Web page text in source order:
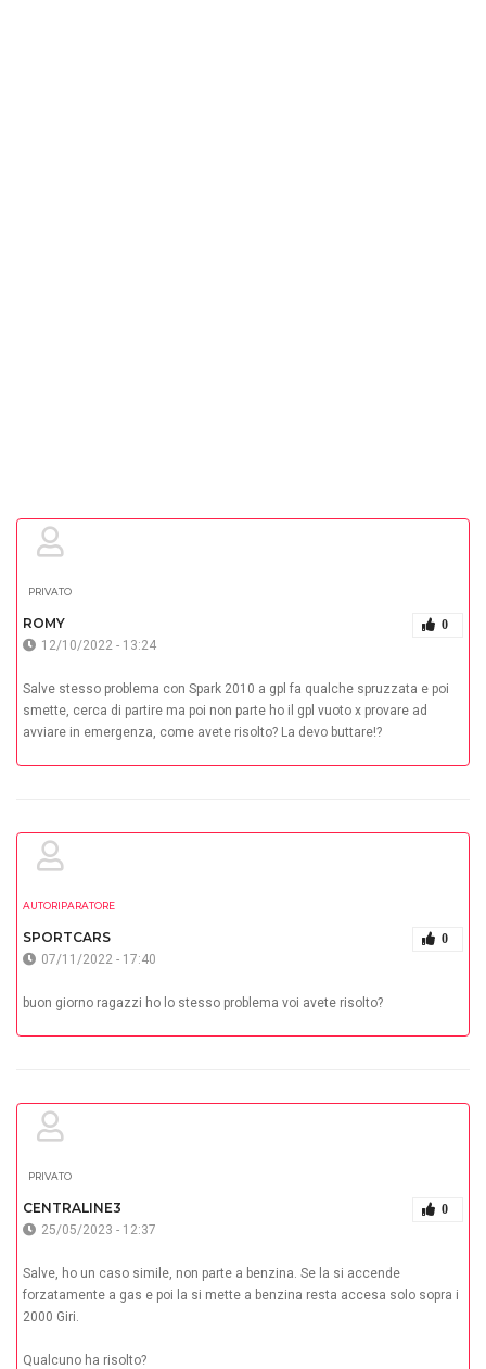
PRIVATO
ROMY 0
12/10/2022 - 13:24
Salve stesso problema con Spark 2010 a gpl fa qualche spruzzata e poi
smette, cerca di partire ma poi non parte ho il gpl vuoto x provare ad
avviare in emergenza, come avete risolto? La devo buttare!?
AUTORIPARATORE
SPORTCARS 0
07/11/2022 - 17:40
buon giorno ragazzi ho lo stesso problema voi avete risolto?
PRIVATO
CENTRALINE3 0
25/05/2023 - 12:37
Salve, ho un caso simile, non parte a benzina. Se la si accende
forzatamente a gas e poi la si mette a benzina resta accesa solo sopra i
2000 Giri.
Qualcuno ha risolto?